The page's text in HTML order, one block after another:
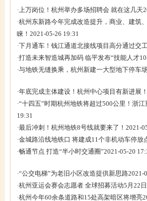
·上万岗位！杭州举办多场招聘会 就在这几天
·杭州东新路今年完成改造提升，商业、建筑
睐！ 2021-05-26 19:31
·下月通车！钱江通道北接线项目高分通过交
·打造未来智造城再加码 临平发布“技能人才10
·与地铁无缝换乘，杭州新建一大型地下停车
·年底完成主体建设！杭州中心项目有新进展
·“十四五”时期杭州地铁将超过500公里！浙
19:31
·最后冲刺！杭州地铁8号线就要来了！ 2021-
·金城路沿线地铁口 将建成11个非机动车停放
·畅通节点 打造“半小时交通圈”2021-05-20
·“公交电梯”为老旧小区改造提供新思路2021-
·杭州亚运会赛会志愿者 全球招募活动5月22
·杭州今年60余条道路和15处高架暗区将增亮